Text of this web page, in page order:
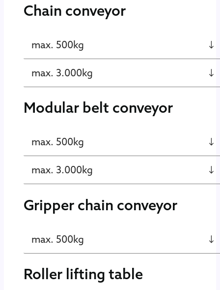
Chain conveyor
max. 500kg
max. 3.000kg
Modular belt conveyor
max. 500kg
max. 3.000kg
Gripper chain conveyor
max. 500kg
Roller lifting table